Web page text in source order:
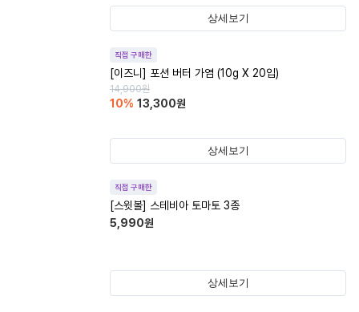
상세보기
직접 구매한
[이즈니] 포션 버터 가염 (10g X 20입)
14,900원
10% 13,300원
상세보기
직접 구매한
[스윗볼] 스테비아 토마토 3종
5,990원
상세보기